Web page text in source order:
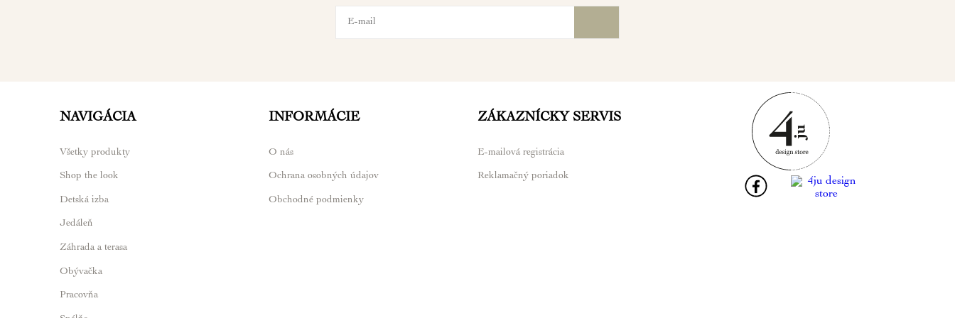
NAVIGÁCIA
Všetky produkty
Shop the look
Detská izba
Jedáleň
Záhrada a terasa
Obývačka
Pracovňa
INFORMÁCIE
O nás
Ochrana osobných údajov
Obchodné podmienky
ZÁKAZNÍCKY SERVIS
E-mailová registrácia
Reklamačný poriadok